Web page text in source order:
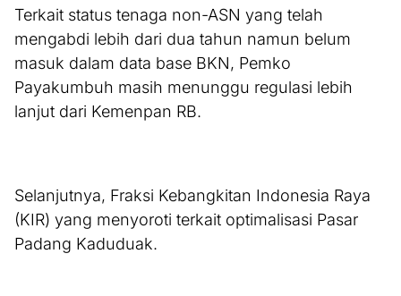
Terkait status tenaga non-ASN yang telah
mengabdi lebih dari dua tahun namun belum
masuk dalam data base BKN, Pemko
Payakumbuh masih menunggu regulasi lebih
lanjut dari Kemenpan RB.
Selanjutnya, Fraksi Kebangkitan Indonesia Raya
(KIR) yang menyoroti terkait optimalisasi Pasar
Padang Kaduduak.